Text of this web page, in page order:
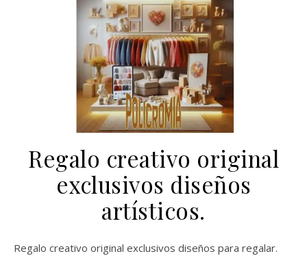
Regalo creativo original
exclusivos diseños
artísticos.
Regalo creativo original exclusivos diseños para regalar.